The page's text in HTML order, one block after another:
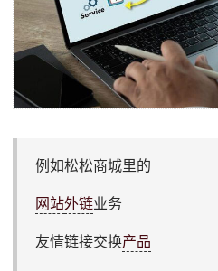
例如松松商城里的
网站外链业务
友情链接交换产品